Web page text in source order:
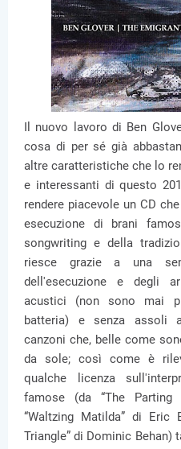
Il nuovo lavoro di Ben
cosa di per sé già
altre caratteristiche che lo
e interessanti di questo
rendere piacevole un CD
esecuzione di brani
songwriting e della
riesce grazie a una
dell'esecuzione e degli
acustici (non sono mai
batteria) e senza assoli
canzoni che, belle come
da sole; così come è
qualche licenza
famose (da “The Parting
“Waltzing Matilda” di Eric
Triangle” di Dominic Behan)